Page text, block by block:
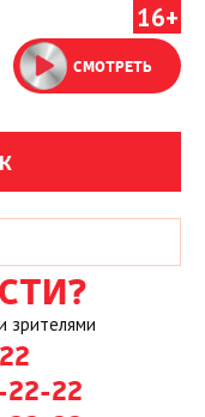
16+
СМОТРЕТЬ
зрителями
22-22